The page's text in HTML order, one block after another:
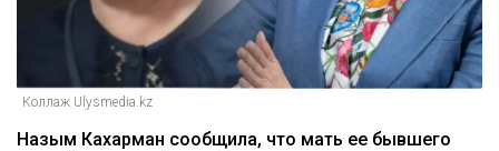
Коллаж Ulysmedia.kz
Назым Кахарман сообщила, что мать ее бывшего